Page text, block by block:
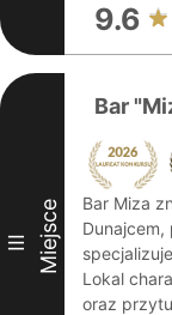
9.6
III Miejsce
Bar
Bar Miza
Lokal
oraz